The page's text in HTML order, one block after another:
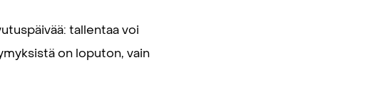
tallentaa voi
on loputon, vain